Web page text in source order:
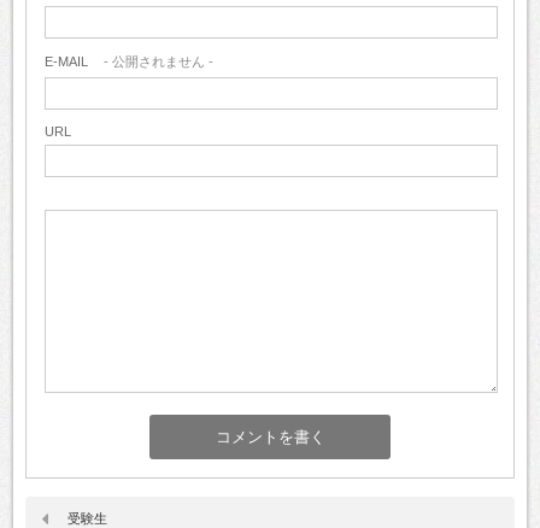
E-MAIL - 公開されません -
URL
受験生